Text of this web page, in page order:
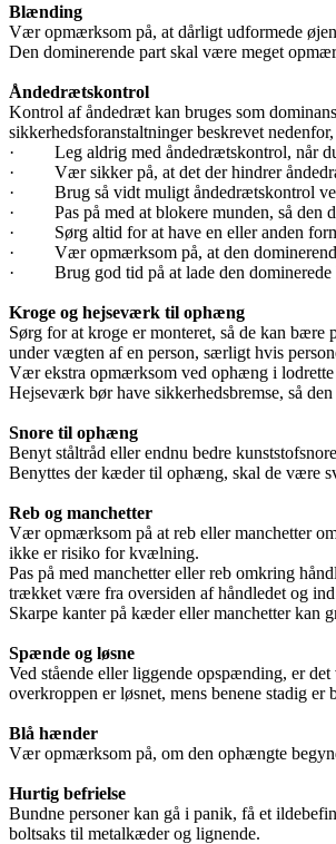
Blænding
Vær opmærksom på, at dårligt udformede
Den dominerende part skal være meget
Åndedrætskontrol
Kontrol af åndedræt kan bruges som
sikkerhedsforanstaltninger beskrevet
· Leg aldrig med åndedrætskontrol, når du
· Vær sikker på, at det der hindrer
· Brug så vidt muligt åndedrætskontrol ved
· Pas på med at blokere munden, så den
· Sørg altid for at have en eller anden form
· Vær opmærksom på, at den dominerende
· Brug god tid på at lade den dominerede
Kroge og hejseværk til ophæng
Sørg for at kroge er monteret, så de kan
under vægten af en person, særligt hvis
Vær ekstra opmærksom ved ophæng i lodrette
Hejseværk bør have sikkerhedsbremse, så
Snore til ophæng
Benyt ståltråd eller endnu bedre
Benyttes der kæder til ophæng, skal de være
Reb og manchetter
Vær opmærksom på at reb eller manchetter
ikke er risiko for kvælning.
Pas på med manchetter eller reb omkring
trækket være fra oversiden af håndledet og
Skarpe kanter på kæder eller manchetter kan
Spænde og løsne
Ved stående eller liggende opspænding, er
overkroppen er løsnet, mens benene stadig er
Blå hænder
Vær opmærksom på, om den ophængte
Hurtig befrielse
Bundne personer kan gå i panik, få et
boltsaks til metalkæder og lignende.